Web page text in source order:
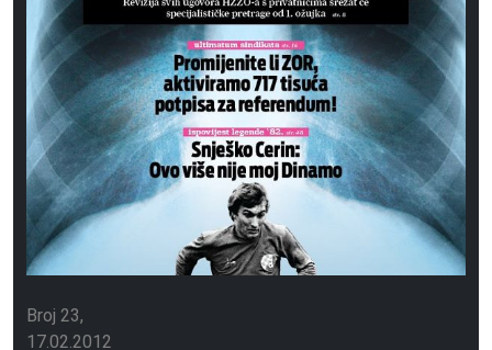
Broj 23
17.02.2012